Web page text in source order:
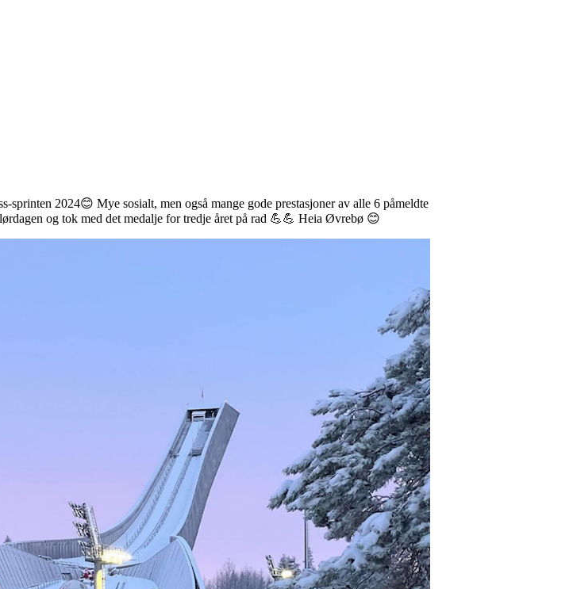
2024😊 Mye sosialt, men også mange gode prestasjoner av alle 6 påmeldte
og tok med det medalje for tredje året på rad 💪💪 Heia Øvrebø 😊